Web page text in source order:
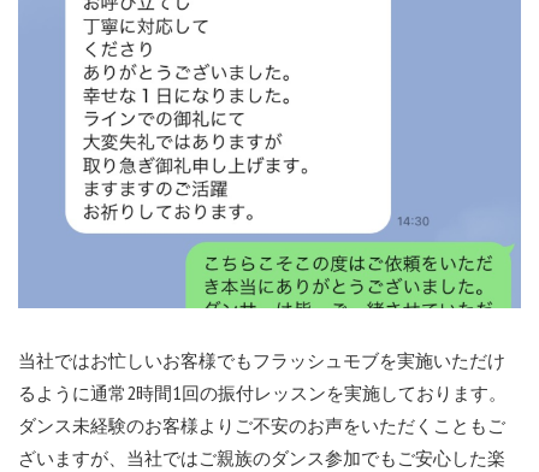
当社ではお忙しいお客様でもフラッシュモブを実施いただけ
るように通常2時間1回の振付レッスンを実施しております。
ダンス未経験のお客様よりご不安のお声をいただくこともご
ざいますが、当社ではご親族のダンス参加でもご安心した楽